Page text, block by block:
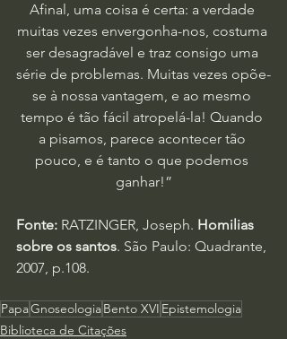
Afinal, uma coisa é certa: a verdade
muitas vezes envergonha-nos, costuma
ser desagradável e traz consigo uma
série de problemas. Muitas vezes opõe-
se à nossa vantagem, e ao mesmo
tempo é tão fácil atropelá-la! Quando
a pisamos, parece acontecer tão
pouco, e é tanto o que podemos
ganhar!”
Fonte: RATZINGER, Joseph. Homilias
sobre os santos. São Paulo: Quadrante,
2007, p.108.
PapaGnoseologiaBento XVI Epistemologia
Biblioteca de Citações